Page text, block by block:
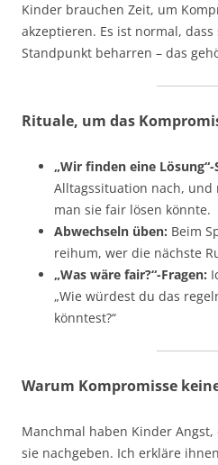
Kinder brauchen Zeit, um
akzeptieren. Es ist normal,
Standpunkt beharren – das
Rituale, um das
„Wir finden eine Lösung“-
Alltagssituation nach,
man sie fair lösen könnte.
Abwechseln üben: Beim
reihum, wer die nächste
„Was wäre fair?“-Fragen:
„Wie würdest du das
könntest?“
Warum Kompromisse
Manchmal haben Kinder Angst,
sie nachgeben. Ich erkläre